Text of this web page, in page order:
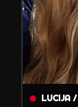
LUCIJA /